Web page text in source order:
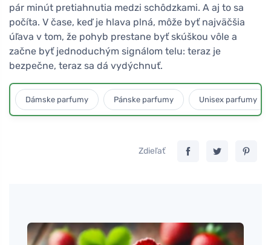
pár minút pretiahnutia medzi schôdzkami. A aj to sa
počíta. V čase, keď je hlava plná, môže byť najväčšia
úľava v tom, že pohyb prestane byť skúškou vôle a
začne byť jednoduchým signálom telu: teraz je
bezpečne, teraz sa dá vydýchnuť.
Dámske parfumy Pánske parfumy Unisex parfumy
Zdieľať